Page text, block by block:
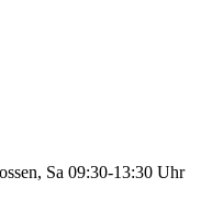
Sa 09:30-13:30 Uhr